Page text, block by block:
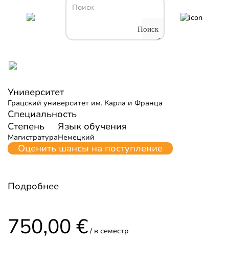
Поиск
Университет
Грацский университет им. Карла и Франца
Специальность
Степень
Магистратура
Язык обучения
Немецкий
Оценить шансы на поступление
Подробнее
Грацский университет им. Карла и Франца
750,00 € / в семестр